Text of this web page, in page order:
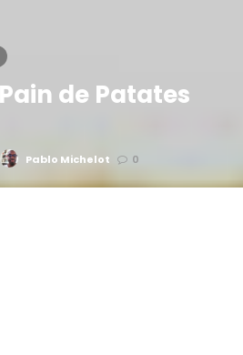
de Patates
Pablo Michelot 0